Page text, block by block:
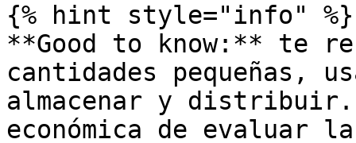
{% hint style="info" %}
**Good to know:** te
cantidades pequeñas,
almacenar y
económica de evaluar